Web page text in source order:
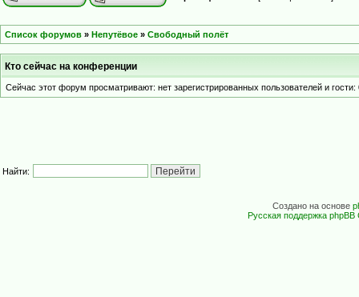
Список форумов » Непутёвое » Свободный полёт
Кто сейчас на конференции
Сейчас этот форум просматривают: нет зарегистрированных пользователей и гости:
Найти:
Создано на основе
Русская поддержка phpBB